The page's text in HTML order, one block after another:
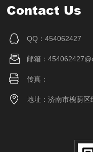
Contact Us
QQ：454062427
邮箱：
传真：
地址：济南市槐荫